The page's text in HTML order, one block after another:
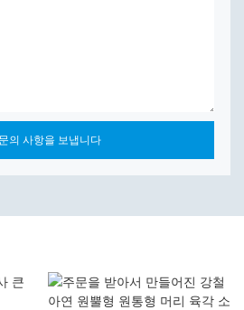
의 사항을 보냅니다